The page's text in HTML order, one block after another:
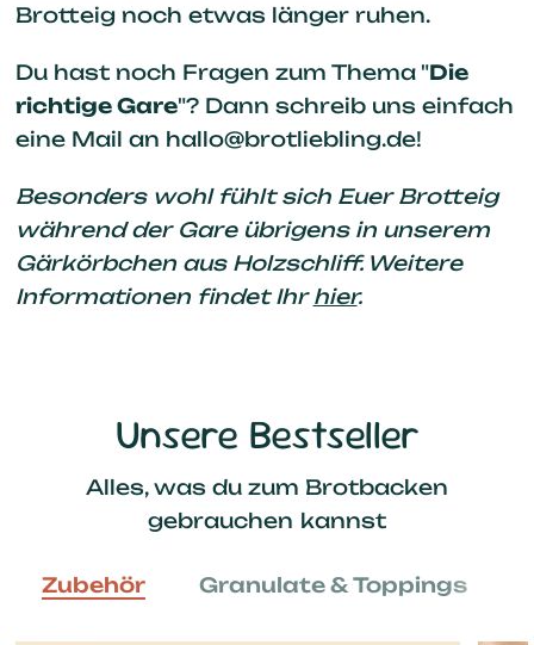
Brotteig noch etwas länger ruhen.
Du hast noch Fragen zum Thema "Die
richtige Gare"? Dann schreib uns einfach
eine Mail an hallo@brotliebling.de!
Besonders wohl fühlt sich Euer Brotteig
während der Gare übrigens in unserem
Gärkörbchen aus Holzschliff. Weitere
Informationen findet Ihrhier.
Unsere Bestseller
Alles, was du zum Brotbacken
gebrauchen kannst
Zubehör Granulate & Toppings